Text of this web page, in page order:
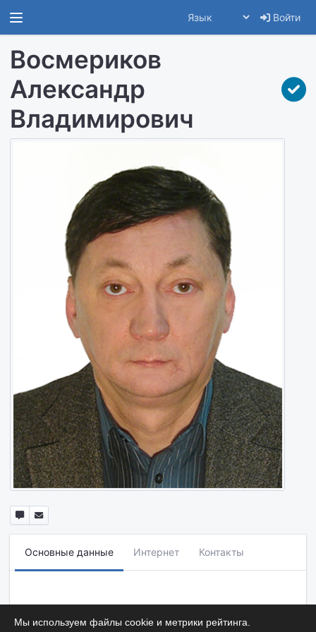
Войти
Восмериков
Александр
Владимирович
Основные данные Интернет Контакты
Мы используем файлы cookie и метрики рейтинга.